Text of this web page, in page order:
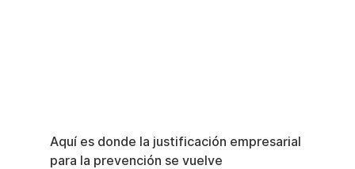
Aquí es donde la justificación empresarial
para la prevención se vuelve